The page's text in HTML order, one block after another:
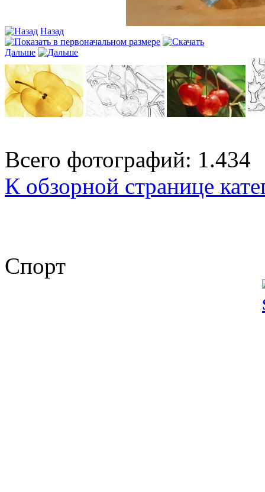
Назад
Дальше
Всего фотографий: 1.434
К обзорной странице
Спорт